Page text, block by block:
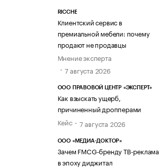
RICCHE
Клиентский сервис в
премиальной мебели: почему
продают не продавцы
Мнение эксперта
7 августа 2026
ООО ПРАВОВОЙ ЦЕНТР «ЭКСПЕРТ»
Как взыскать ущерб,
причиненный дропперами
Кейс
7 августа 2026
ООО «МЕДИА-ДОКТОР»
Зачем FMCG-бренду ТВ-реклама
в эпоху диджитал